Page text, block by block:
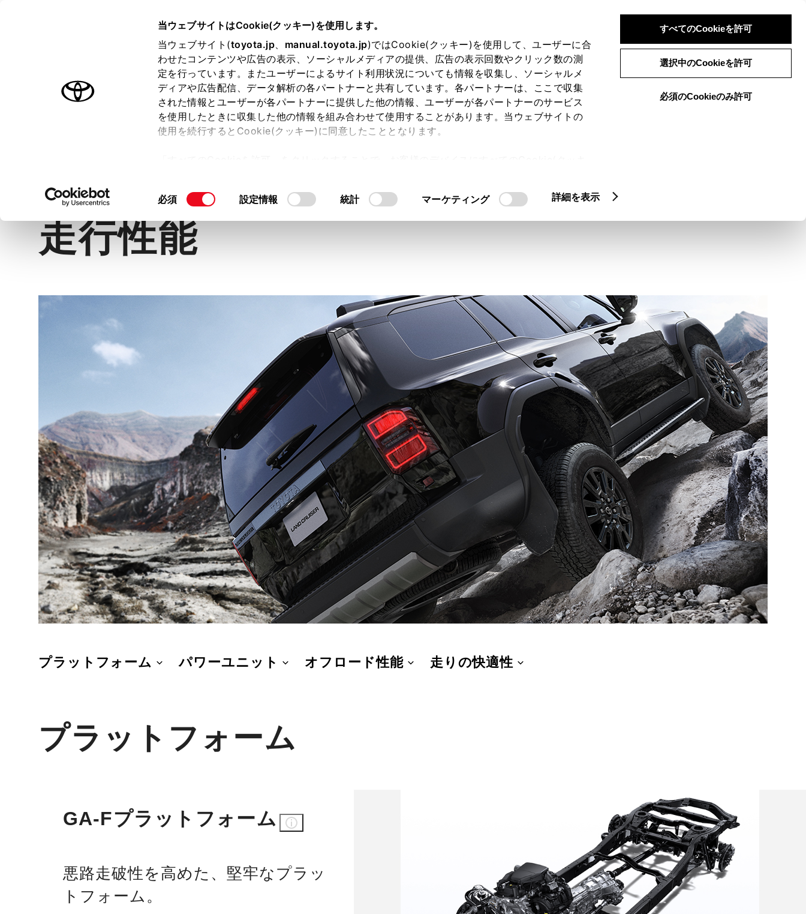
当ウェブサイトはCookie(クッキー)を使用します。
当ウェブサイト(toyota.jp、 manual.toyota.jp)ではCookie(クッキー)を使用して、ユーザーに合
わせたコンテンツや広告の表示、ソーシャルメディアの提供、広告の表示回数やクリック数の測
定を行っています。またユーザーによるサイト利用状況についても情報を収集し、ソーシャルメ
ディアや広告配信、データ解析の各パートナーと共有しています。各パートナーは、ここで収集
された情報とユーザーが各パートナーに提供した他の情報、ユーザーが各パートナーのサービス
を使用したときに収集した他の情報を組み合わせて使用することがあります。当ウェブサイトの
使用を続行するとCookie(クッキー)に同意したこととなります。
て」をご覧ください。
同
の
選
択
必須 設定情報 統計 マーケティング 詳細を表示
すべてのCookieを許可
選択中のCookieを許可
必須のCookieのみ許可
ログイン 検索 メニュー
オーナーサポート トピックス
ランドクルーザー“250”
走行性能
プラットフォーム パワーユニット オフロード性能 走りの快適性
プラットフォーム
GA-Fプラットフォーム
悪路走破性を高めた、堅牢なプラッ
トフォーム。